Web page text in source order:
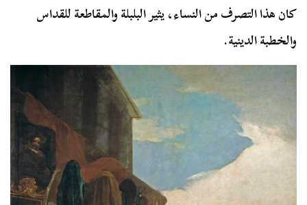
كان هذا التصرف من النساء، يثير البلبلة والمقاطعة للقداس
والخطبة الدينية.